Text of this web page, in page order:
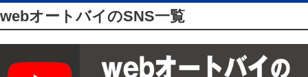
webオートバイのSNS一覧